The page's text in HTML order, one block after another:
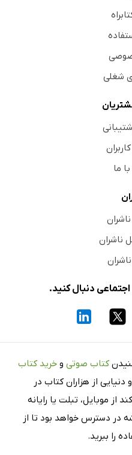
شغلی
ما
ناشران
دنبال کنید.
کتاب صوتی و خرید کتاب
از هزاران کتاب در
از موبایل، تبلت یا رایانه
در دسترس خواهد بود تا از
را ببرید.